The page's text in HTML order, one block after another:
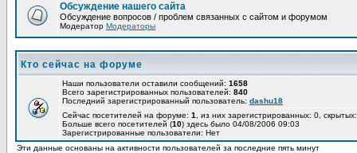
Обсуждение нашего сайта
Обсуждение вопросов / проблем связанных с сайтом и форумом
Модератор Модераторы
Кто сейчас на форуме
Наши пользователи оставили сообщений: 1658
Всего зарегистрированных пользователей: 840
Последний зарегистрированный пользователь: dashu18
Сейчас посетителей на форуме: 1
, из них зарегистрированных: 0,
Больше всего посетителей (10) здесь было 04/08/2006 09:03
Зарегистрированные пользователи: Нет
Эти данные основаны на активности пользователей за последние пять минут